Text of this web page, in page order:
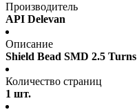
Производитель
API Delevan
Описание
Shield Bead SMD 2.5 Turns
Количество страниц
1 шт.